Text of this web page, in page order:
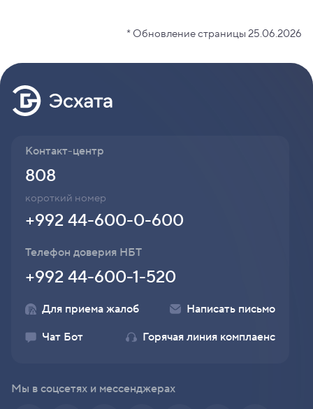
* Обновление страницы 25.06.2026
Контакт-центр
короткий номер
808
+992 44-600-0-600
Телефон доверия НБТ
+992 44-600-1-520
Для приема жалоб
Написать письмо
Чат Бот
Горячая линия комплаенс
Мы в соцсетях и мессенджерах